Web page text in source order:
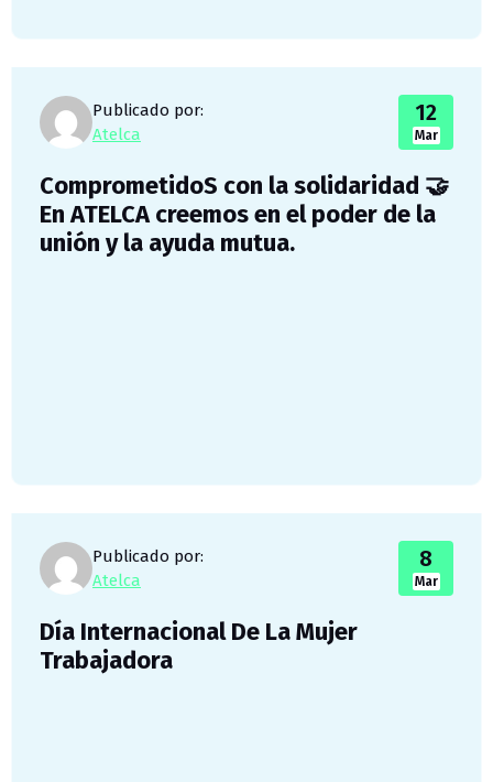
Publicado por:
Atelca
12
Mar
ComprometidoS con la solidaridad 🤝
En ATELCA creemos en el poder de la
unión y la ayuda mutua.
Publicado por:
Atelca
8
Mar
Día Internacional De La Mujer
Trabajadora